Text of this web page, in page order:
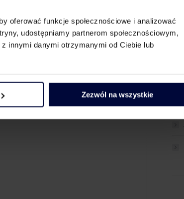
oferować funkcje społecznościowe i analizować
udostępniamy partnerom społecznościowym,
innymi danymi otrzymanymi od Ciebie lub
Zezwól na wszystkie
podatek od przerzucanych